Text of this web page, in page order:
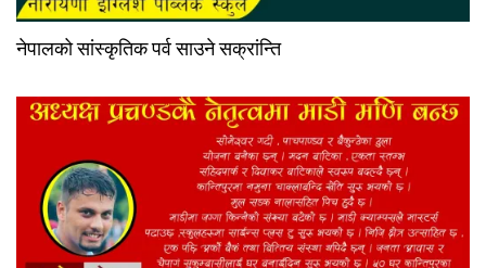
नेपालको सांस्कृतिक पर्व साउने सक्रांन्ति